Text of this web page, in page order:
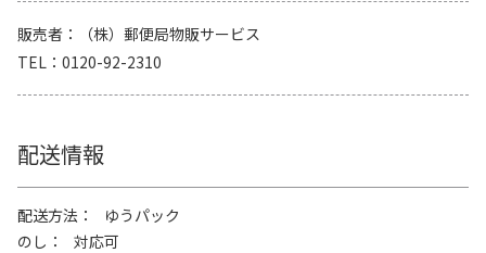
販売者
（株）郵便局物販サービス
TEL
0120-92-2310
配送情報
配送方法
ゆうパック
のし
対応可